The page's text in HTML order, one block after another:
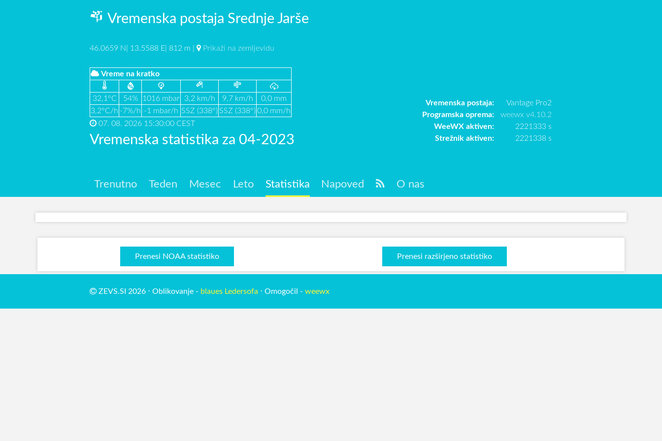
Vremenska postaja Srednje Jarše
46.0659 N| 13.5588 E| 812 m | Prikaži na zemljevidu
Vreme na kratko
32,1°C 54% 1016 mbar 3,2 km/h 9,7 km/h
0,0 mm
3,2°C/h -7%/h -1 mbar/h SSZ (338°) SSZ (338°)0,0 mm/h
07. 08. 2026 15:30:00 CEST
Vremenska statistika za 04-2023
Vremenska postaja:
Vantage Pro2
Programska oprema:
weewx v4.10.2
WeeWX aktiven:
2221333 s
Strežnik aktiven:
2221338 s
Trenutno Teden Mesec Leto Statistika Napoved O nas
Prenesi NOAA statistiko Prenesi razširjeno statistiko
ZEVS.SI 2026 ⋅ Oblikovanje - blaues Ledersofa ⋅ Omogočil - weewx